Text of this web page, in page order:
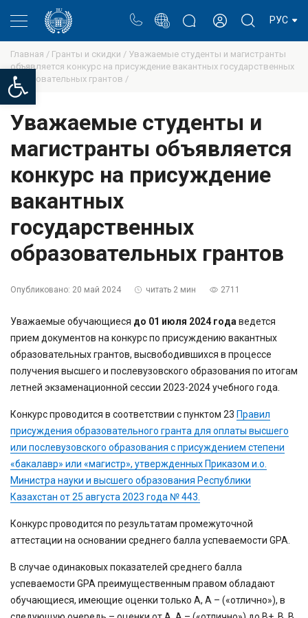
Open toolbar
РУС
Главная / Гранты и скидки / Уважаемые студенты и магистранты
объявляется конкурс на присуждение вакантных государственных
образовательных грантов /
Уважаемые студенты и
магистранты объявляется
конкурс на присуждение
вакантных
государственных
образовательных грантов
Опубликовано: 20 май 2024 читать 2 мин 2711
Уважаемые обучающиеся до 01 июля 2024 года ведется
прием документов на конкурс по присуждению вакантных
образовательных грантов, высвободившихся в процессе
получения высшего и послевузовского образования по итогам
летней экзаменационной сессии 2023-2024 учебного года.
Конкурс проводится в соответствии с пунктом 23 Правил
присуждения образовательного гранта для оплаты высшего
или послевузовского образования с присуждением степени
«бакалавр» или «магистр», утвержденных Приказом и.о.
Министра науки и высшего образования Республики
Казахстан от 25 августа 2023 года № 443.
Конкурс проводится по результатам промежуточной
аттестации на основании среднего балла успеваемости GPA.
В случае одинаковых показателей среднего балла
успеваемости GPA преимущественным правом обладают
обучающиеся, имеющие оценки только А, А – («отлично»), в